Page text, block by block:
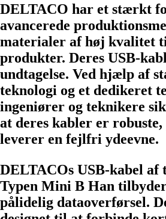
DELTACO har et stærkt
avancerede
materialer af høj kvalitet
produkter. Deres USB-
undtagelse. Ved hjælp af
teknologi og et dedikeret
ingeniører og teknikere
at deres kabler er
leverer en fejlfri ydeevne.
DELTACOs USB-kabel af
Typen Mini B Han
pålidelig dataoverførsel.